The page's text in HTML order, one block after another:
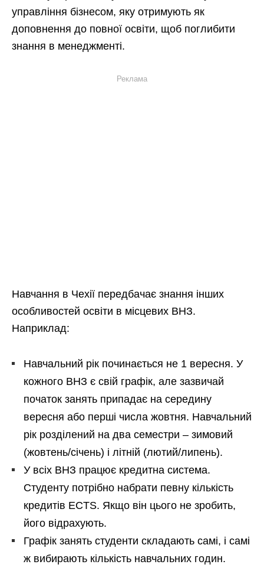
управління бізнесом, яку отримують як
доповнення до повної освіти, щоб поглибити
знання в менеджменті.
Реклама
Навчання в Чехії передбачає знання інших
особливостей освіти в місцевих ВНЗ.
Наприклад:
Навчальний рік починається не 1 вересня. У
кожного ВНЗ є свій графік, але зазвичай
початок занять припадає на середину
вересня або перші числа жовтня. Навчальний
рік розділений на два семестри – зимовий
(жовтень/січень) і літній (лютий/липень).
У всіх ВНЗ працює кредитна система.
Студенту потрібно набрати певну кількість
кредитів ECTS. Якщо він цього не зробить,
його відрахують.
Графік занять студенти складають самі, і самі
ж вибирають кількість навчальних годин.